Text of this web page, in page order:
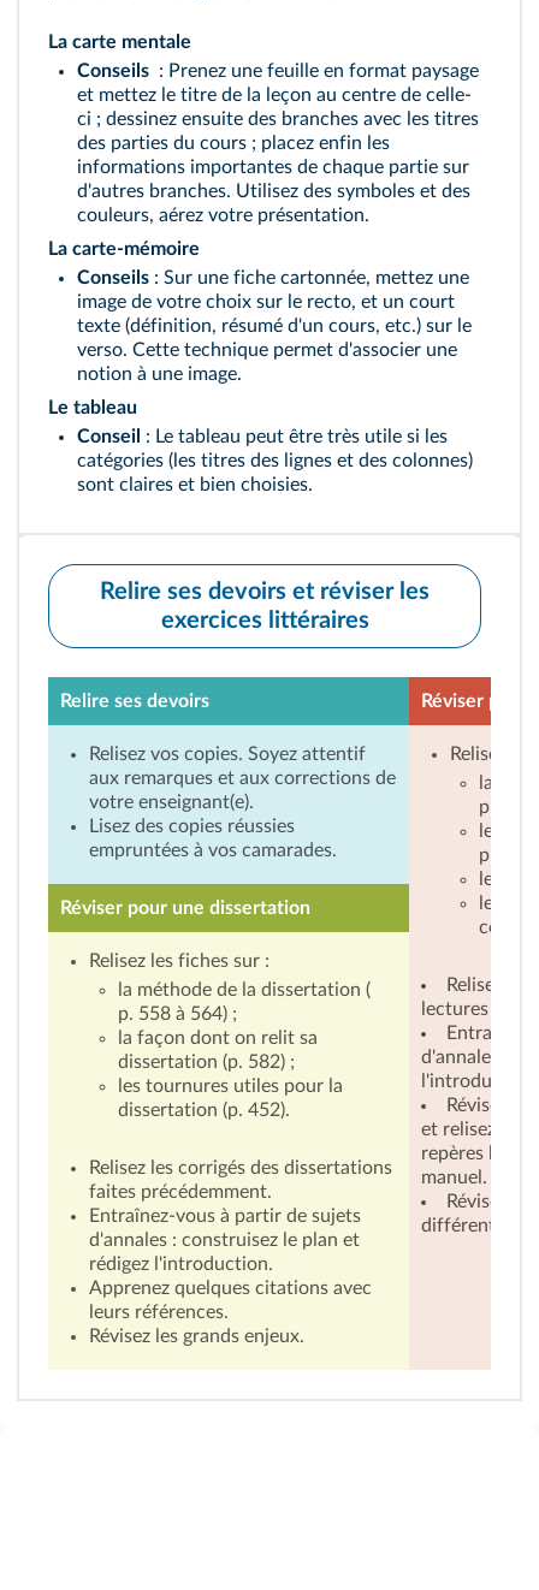
La carte mentale
Conseils : Prenez une feuille en format paysage
et mettez le titre de la leçon au centre de celle-
ci ; dessinez ensuite des branches avec les titres
des parties du cours ; placez enfin les
informations importantes de chaque partie sur
d'autres branches. Utilisez des symboles et des
couleurs, aérez votre présentation.
La carte-mémoire
Conseils : Sur une fiche cartonnée, mettez une
image de votre choix sur le recto, et un court
texte (définition, résumé d'un cours, etc.) sur le
verso. Cette technique permet d'associer une
notion à une image.
Le tableau
Conseil : Le tableau peut être très utile si les
catégories (les titres des lignes et des colonnes)
sont claires et bien choisies.
Relire ses devoirs et réviser les
exercices littéraires
Relire ses devoirs Réviser
Relisez vos copies. Soyez attentif
aux remarques et aux corrections de
votre enseignant(e).
Lisez des copies réussies
empruntées à vos camarades.
Relisez
la
p. 548
les
p. 536
les
les
Relisez
lectures
d'annales :
l'introduction.
Révisez
et relisez les
repères
manuel.
Révisez
différents
Réviser pour une dissertation
Relisez les fiches sur :
la méthode de la dissertation (
p. 558 à 564) ;
la façon dont on relit sa
dissertation (p. 582) ;
les tournures utiles pour la
dissertation (p. 452).
Relisez les corrigés des dissertations
faites précédemment.
Entraînez-vous à partir de sujets
d'annales : construisez le plan et
rédigez l'introduction.
Apprenez quelques citations avec
leurs références.
Révisez les grands enjeux.